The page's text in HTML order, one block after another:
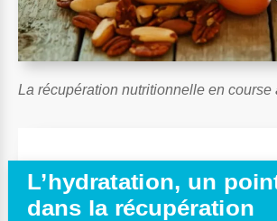
La récupération nutritionnelle en course
L’hydratation, un
dans la récupération